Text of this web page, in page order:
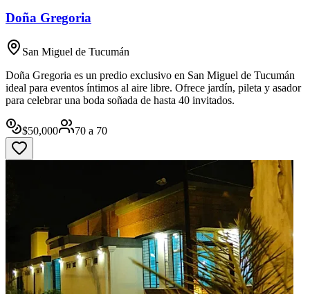
Doña Gregoria
San Miguel de Tucumán
Doña Gregoria es un predio exclusivo en San Miguel de Tucumán
ideal para eventos íntimos al aire libre. Ofrece jardín, pileta y asador
para celebrar una boda soñada de hasta 40 invitados.
$50,000 70 a 70